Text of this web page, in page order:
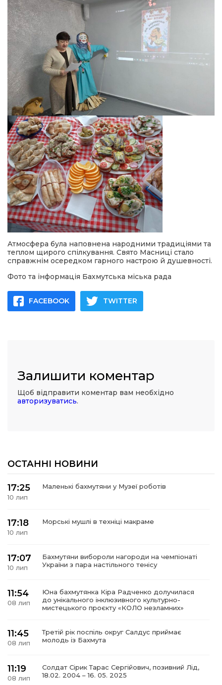
Атмосфера була наповнена народними традиціями та
теплом щирого спілкування. Свято Масниці стало
справжнім осередком гарного настрою й душевності.
Фото та інформація Бахмутська міська рада
FACEBOOK TWITTER
Залишити коментар
Щоб відправити коментар вам необхідно
авторизуватись.
ОСТАННІ НОВИНИ
17:25
10 лип
Маленькі бахмутяни у Музеї роботів
17:18
10 лип
Морські мушлі в техніці макраме
17:07
10 лип
Бахмутяни вибороли нагороди на чемпіонаті
України з пара настільного тенісу
11:54
08 лип
Юна бахмутянка Кіра Радченко долучилася
до унікального інклюзивного культурно-
мистецького проєкту «КОЛО незламних»
11:45
08 лип
Третій рік поспіль округ Салдус приймає
молодь із Бахмута
11:19
08 лип
Солдат Сірик Тарас Сергійович, позивний Лід,
18.02. 2004 – 16. 05. 2025